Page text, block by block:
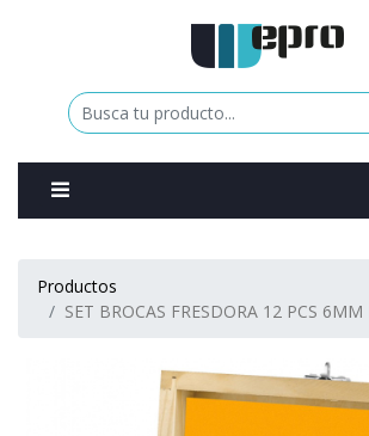
Productos
SET BROCAS FRESDORA 12 PCS 6MM